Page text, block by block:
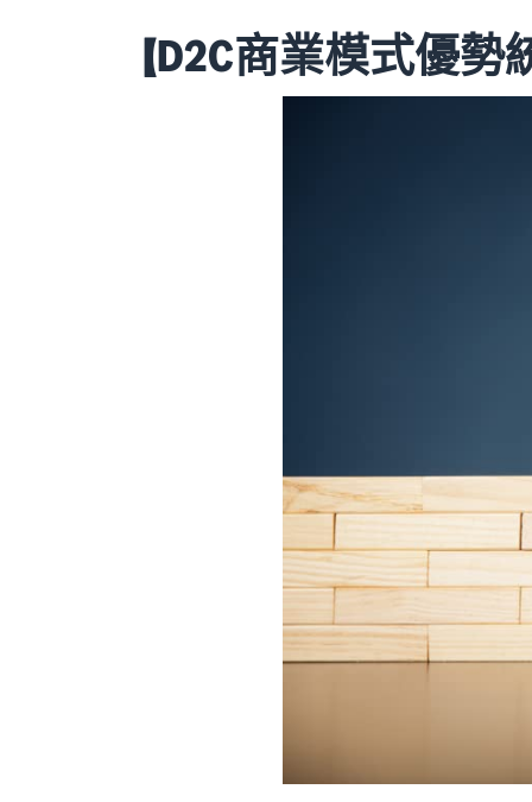
【D2C商業模式優